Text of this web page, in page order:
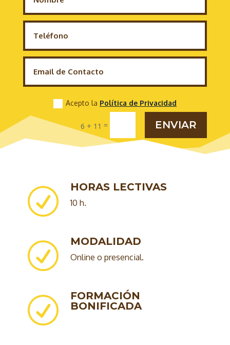
Acepto la Política de Privacidad
6 + 11 = ENVIAR
R HORAS LECTIVAS
10 h.
R MODALIDAD
Online o presencial.
R
FORMACIÓN
BONIFICADA